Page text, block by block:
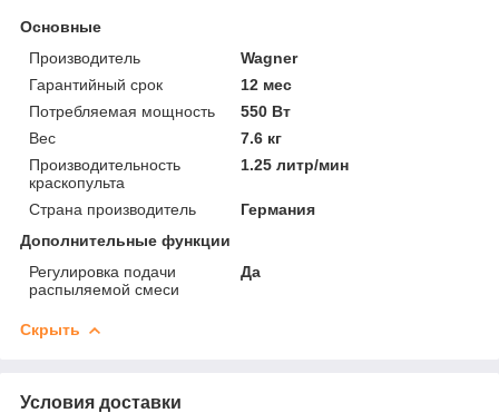
Основные
Производитель
Wagner
Гарантийный срок
12 мес
Потребляемая мощность
550 Вт
Вес
7.6 кг
Производительность
краскопульта
1.25 литр/мин
Страна производитель
Германия
Дополнительные функции
Регулировка подачи
распыляемой смеси
Да
Скрыть
Условия доставки